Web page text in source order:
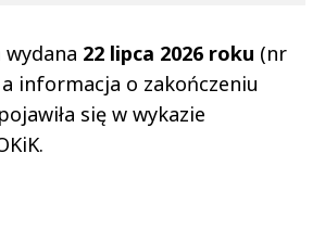
wydana 22 lipca 2026 roku (nr
a informacja o zakończeniu
się w wykazie